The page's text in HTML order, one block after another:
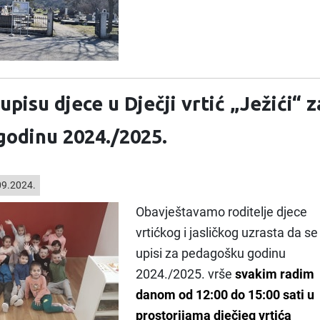
djece u Dječji vrtić „Ježići“
2024./2025.
Obavještavamo roditelje djece
vrtićkog i jasličkog uzrasta da se
upisi za pedagošku godinu
2024./2025. vrše svakim radim
danom od 12:00 do 15:00 sati u
prostorijama dječjeg vrtića